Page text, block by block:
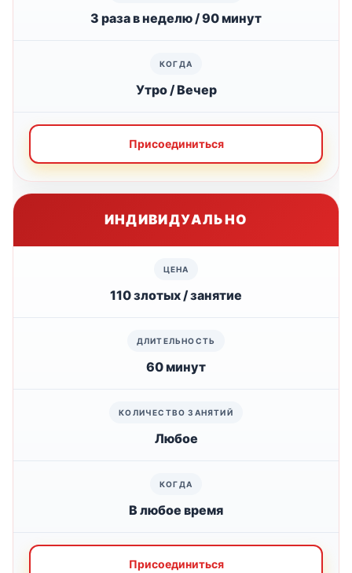
3 раза в неделю / 90 минут
Утро / Вечер
Присоединиться
ИНДИВИДУАЛЬНО
110 злотых / занятие
60 минут
Любое
В любое время
Присоединиться